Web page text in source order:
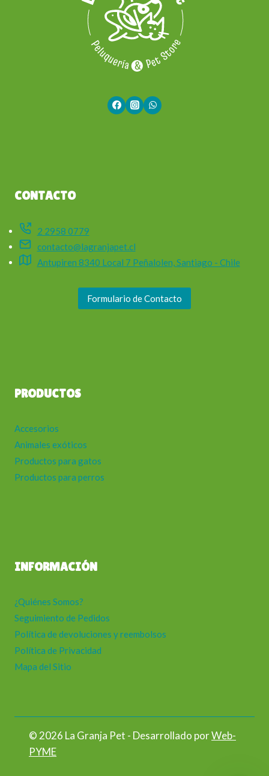
CONTACTO
2 2958 0779
contacto@lagranjapet.cl
Antupiren 8340 Local 7 Peñalolen, Santiago - Chile
Formulario de Contacto
PRODUCTOS
Accesorios
Animales exóticos
Productos para gatos
Productos para perros
INFORMACIÓN
¿Quiénes Somos?
Seguimiento de Pedidos
Política de devoluciones y reembolsos
Política de Privacidad
Mapa del Sitio
© 2026 La Granja Pet - Desarrollado porWeb-
PYME